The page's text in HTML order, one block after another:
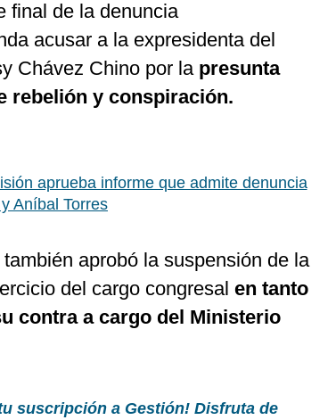
final de la denuncia
acusar a la expresidenta del
Chávez Chino por lapresunta
rebelión y conspiración.
aprueba informe que admite denuncia
Aníbal Torres
aprobó la suspensión de la
del cargo congresal en tanto
contra a cargo del Ministerio
suscripción a Gestión! Disfruta de